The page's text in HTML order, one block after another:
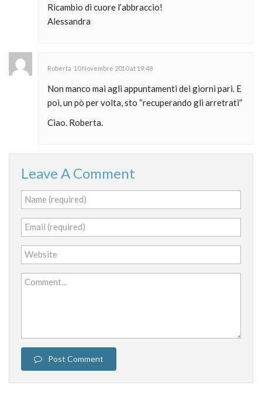
Ricambio di cuore l’abbraccio!
Alessandra
Roberta 10 Novembre 2010 at 19:48
Non manco mai agli appuntamenti dei giorni pari. E
poi, un pò per volta, sto “recuperando gli arretrati”
Ciao. Roberta.
Leave A Comment
Name (required)
Email (required)
Website
Comment...
Post Comment